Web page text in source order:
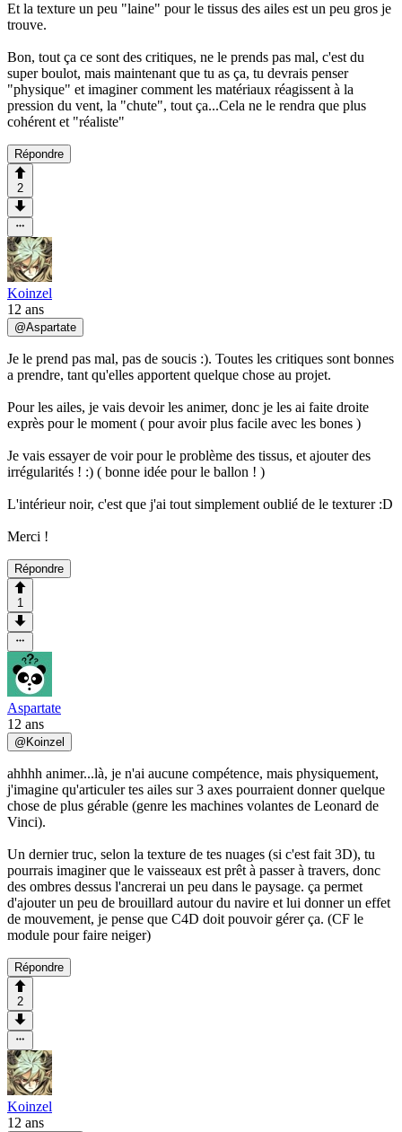
Et la texture un peu "laine" pour le tissus des ailes est un peu gros je
trouve.
Bon, tout ça ce sont des critiques, ne le prends pas mal, c'est du
super boulot, mais maintenant que tu as ça, tu devrais penser
"physique" et imaginer comment les matériaux réagissent à la
pression du vent, la "chute", tout ça...Cela ne le rendra que plus
cohérent et "réaliste"
Répondre
2
Koinzel
12 ans
@Aspartate
Je le prend pas mal, pas de soucis :). Toutes les critiques sont bonnes
a prendre, tant qu'elles apportent quelque chose au projet.
Pour les ailes, je vais devoir les animer, donc je les ai faite droite
exprès pour le moment ( pour avoir plus facile avec les bones )
Je vais essayer de voir pour le problème des tissus, et ajouter des
irrégularités ! :) ( bonne idée pour le ballon ! )
L'intérieur noir, c'est que j'ai tout simplement oublié de le texturer :D
Merci !
Répondre
1
Aspartate
12 ans
@ Koinzel
ahhhh animer...là, je n'ai aucune compétence, mais physiquement,
j'imagine qu'articuler tes ailes sur 3 axes pourraient donner quelque
chose de plus gérable (genre les machines volantes de Leonard de
Vinci).
Un dernier truc, selon la texture de tes nuages (si c'est fait 3D), tu
pourrais imaginer que le vaisseaux est prêt à passer à travers, donc
des ombres dessus l'ancrerai un peu dans le paysage. ça permet
d'ajouter un peu de brouillard autour du navire et lui donner un effet
de mouvement, je pense que C4D doit pouvoir gérer ça. (CF le
module pour faire neiger)
Répondre
2
Koinzel
12 ans